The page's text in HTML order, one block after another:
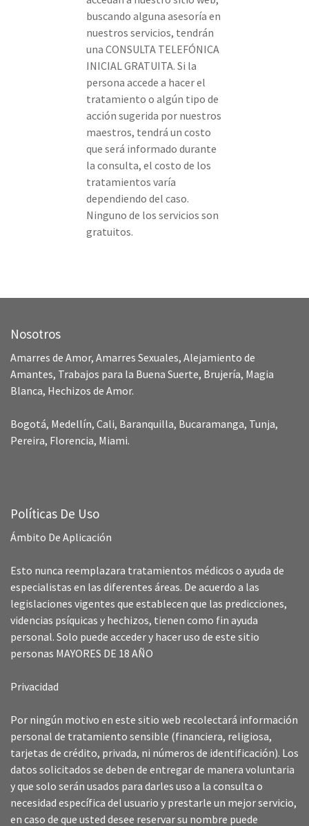
buscando alguna asesoría en
nuestros servicios, tendrán
una CONSULTA TELEFÓNICA
INICIAL GRATUITA. Si la
persona accede a hacer el
tratamiento o algún tipo de
acción sugerida por nuestros
maestros, tendrá un costo
que será informado durante
la consulta, el costo de los
tratamientos varía
dependiendo del caso.
Ninguno de los servicios son
gratuitos.
Nosotros
Amarres de Amor, Amarres Sexuales, Alejamiento de
Amantes, Trabajos para la Buena Suerte, Brujería, Magia
Blanca, Hechizos de Amor.
Bogotá, Medellín, Cali, Baranquilla, Bucaramanga, Tunja,
Pereira, Florencia, Miami.
Políticas De Uso
Ámbito De Aplicación
Esto nunca reemplazara tratamientos médicos o ayuda de
especialistas en las diferentes áreas. De acuerdo a las
legislaciones vigentes que establecen que las predicciones,
videncias psíquicas y hechizos, tienen como fin ayuda
personal. Solo puede acceder y hacer uso de este sitio
personas MAYORES DE 18 AÑO
Privacidad
Por ningún motivo en este sitio web recolectará información
personal de tratamiento sensible (financiera, religiosa,
tarjetas de crédito, privada, ni números de identificación). Los
datos solicitados se deben de entregar de manera voluntaria
y que solo serán usados para darles uso a la consulta o
necesidad específica del usuario y prestarle un mejor servicio,
en caso de que usted desee reservar su nombre puede